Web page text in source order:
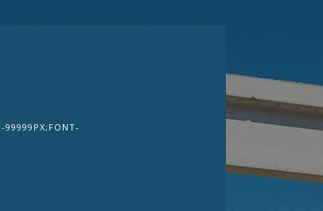
99999PX;FONT-